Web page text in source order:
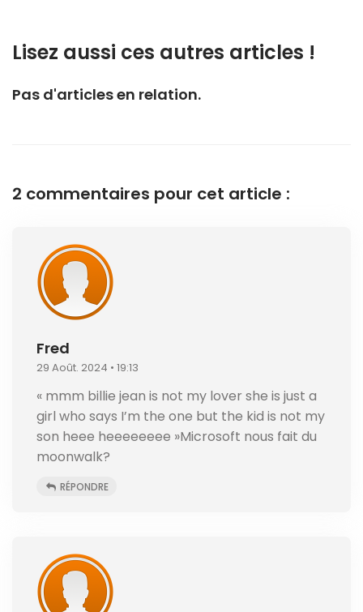
Lisez aussi ces autres articles !
Pas d'articles en relation.
2 commentaires pour cet article :
Fred
29 Août. 2024 • 19:13
« mmm billie jean is not my lover she is just a
girl who says I’m the one but the kid is not my
son heee heeeeeeee »Microsoft nous fait du
moonwalk?
RÉPONDRE